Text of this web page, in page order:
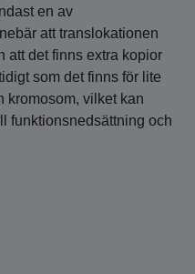
en av
att translokationen
att det finns extra kopior
som det finns för lite
kromosom, vilket kan
funktions­nedsättning och